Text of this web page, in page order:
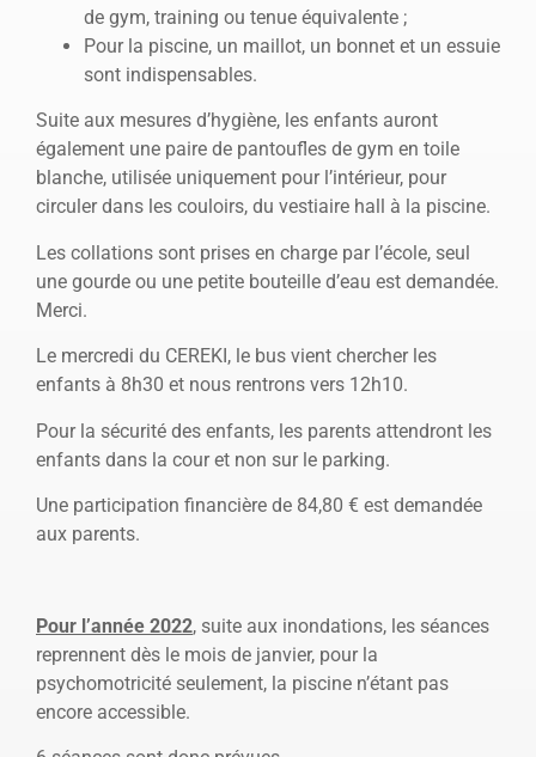
de gym, training ou tenue équivalente ;
Pour la piscine, un maillot, un bonnet et un essuie
sont indispensables.
Suite aux mesures d’hygiène, les enfants auront
également une paire de pantoufles de gym en toile
blanche, utilisée uniquement pour l’intérieur, pour
circuler dans les couloirs, du vestiaire hall à la piscine.
Les collations sont prises en charge par l’école, seul
une gourde ou une petite bouteille d’eau est demandée.
Merci.
Le mercredi du CEREKI, le bus vient chercher les
enfants à 8h30 et nous rentrons vers 12h10.
Pour la sécurité des enfants, les parents attendront les
enfants dans la cour et non sur le parking.
Une participation financière de 84,80 € est demandée
aux parents.
Pour l’année 2022, suite aux inondations, les séances
reprennent dès le mois de janvier, pour la
psychomotricité seulement, la piscine n’étant pas
encore accessible.